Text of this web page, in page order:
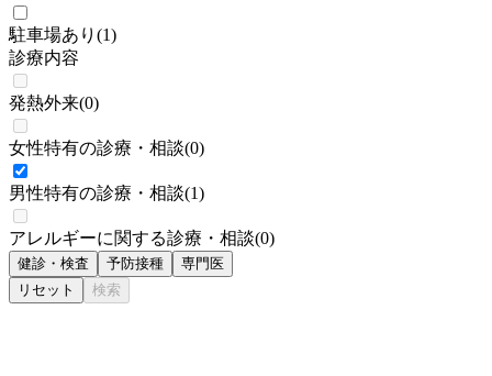
駐車場あり (1)
診療内容
発熱外来(0)
女性特有の診療・相談(0)
男性特有の診療・相談(1)
アレルギーに関する診療・相談(0)
健診・検査 予防接種
専門医
リセット
検索